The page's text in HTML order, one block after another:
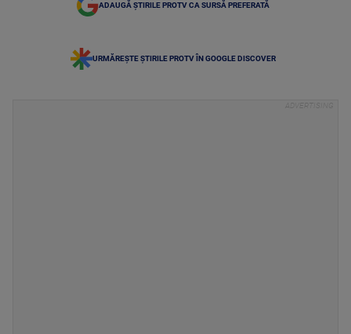
ADAUGĂ ȘTIRILE PROTV CA SURSĂ PREFERATĂ
URMĂREȘTE ȘTIRILE PROTV ÎN GOOGLE DISCOVER